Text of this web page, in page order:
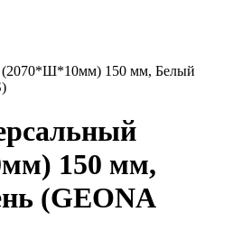
(2070*Ш*10мм) 150 мм, Белый
150 мм,
(GEONA